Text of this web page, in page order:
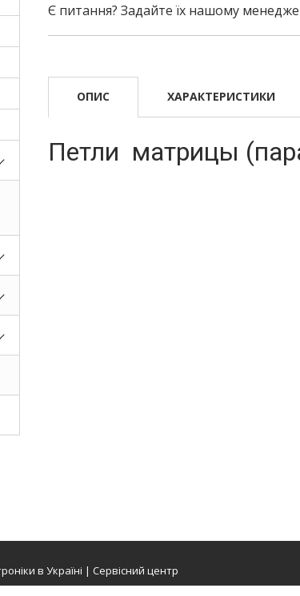
Є питання? Задайте їх нашому
ОПИС ХАРАКТЕРИСТИКИ
Петли матрицы
в Україні | Сервісний центр